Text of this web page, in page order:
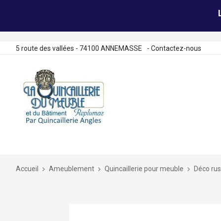
5 route des vallées - 74100 ANNEMASSE - Contactez-nous
Accueil Ameublement Quincaillerie pour meuble Déco